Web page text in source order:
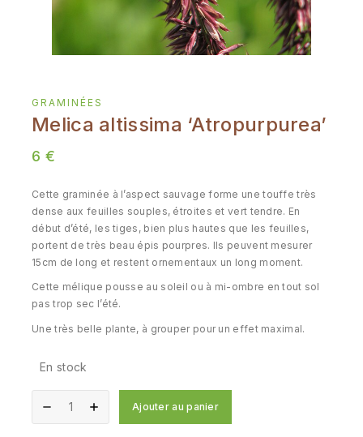
GRAMINÉES
Melica altissima ‘Atropurpurea’
6 €
Cette graminée à l’aspect sauvage forme une touffe très
dense aux feuilles souples, étroites et vert tendre. En
début d’été, les tiges, bien plus hautes que les feuilles,
portent de très beau épis pourpres. Ils peuvent mesurer
15cm de long et restent ornementaux un long moment.
Cette mélique pousse au soleil ou à mi-ombre en tout sol
pas trop sec l’été.
Une très belle plante, à grouper pour un effet maximal.
En stock
Ajouter au panier